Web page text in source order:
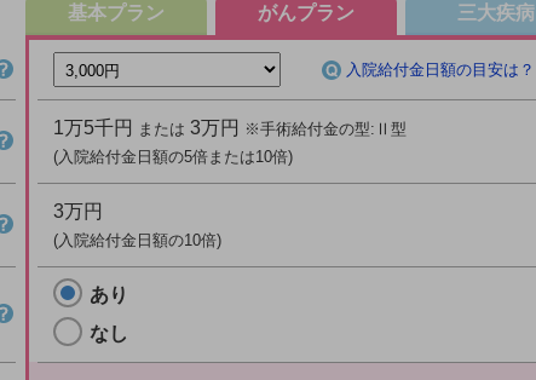
基本プラン がんプラン 三大疾病
入院給付金日額の目安は？
1万5千円 または 3万円 ※手術給付金の型:Ⅱ型
(入院給付金日額の5倍または10倍)
3万円
(入院給付金日額の10倍)
あり
なし